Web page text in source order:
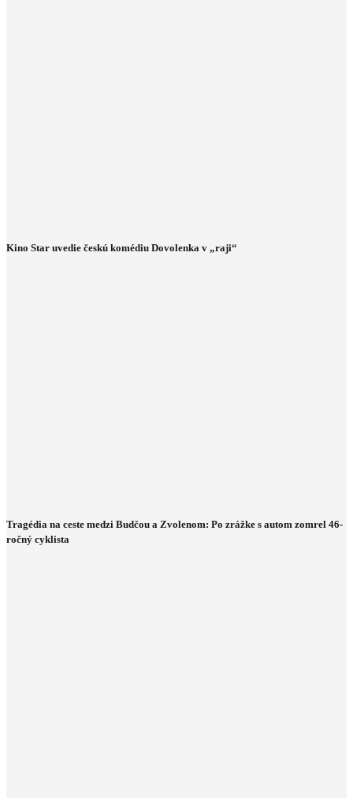
Kino Star uvedie českú komédiu Dovolenka v „raji“
Tragédia na ceste medzi Budčou a Zvolenom: Po zrážke s autom zomrel 46-
ročný cyklista